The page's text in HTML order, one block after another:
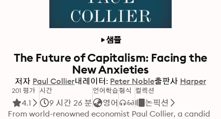
샘플
The Future of Capitalism: Facing the
New Anxieties
저자 Paul Collier내레이터: Peter Noble출판사 Harper
201 평가
4.1
시간
9 시간 26 분
언어학습
영어
형식 컬렉션
논픽션
From world-renowned economist Paul Collier, a candid